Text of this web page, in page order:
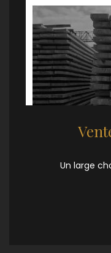
Un large